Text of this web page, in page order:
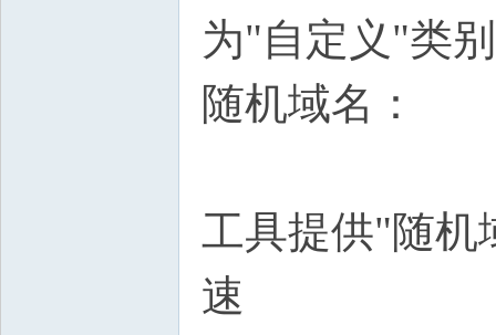
为"自定义"类别
随机域名：
工具提供"随机
速